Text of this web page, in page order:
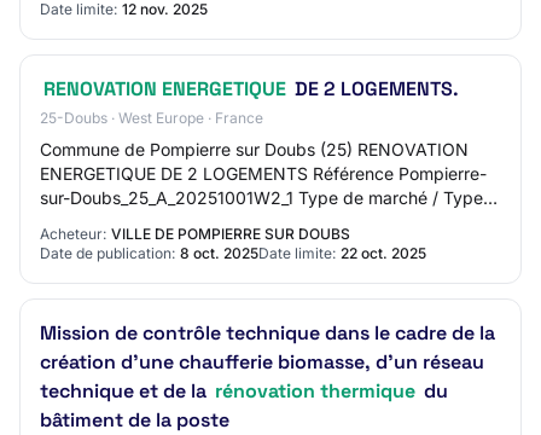
Date limite: 12 nov. 2025
RENOVATION ENERGETIQUE DE 2 LOGEMENTS.
25-Doubs · West Europe · France
Commune de Pompierre sur Doubs (25) RENOVATION
ENERGETIQUE DE 2 LOGEMENTS Référence Pompierre-
sur-Doubs_25_A_20251001W2_1 Type de marché / Type
Acheteur: VILLE DE POMPIERRE SUR DOUBS
Date de publication: 8 oct. 2025Date limite: 22 oct. 2025
Mission de contrôle technique dans le cadre de la
création d'une chaufferie biomasse, d'un réseau
technique et de la rénovation thermique du
bâtiment de la poste